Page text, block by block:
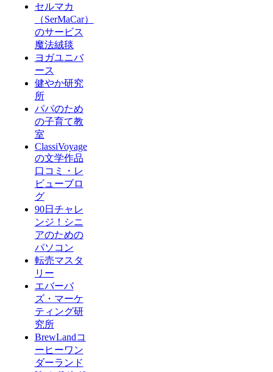
セルマカ
（SerMaCar）
のサービス
魔法絨毯
ヨガユニバ
ース
健やか研究
所
パパのため
の子育て教
室
ClassiVoyage
の文学作品
口コミ・レ
ビューブロ
グ
90日チャレ
ンジ！シニ
アのための
パソコン
転売マスタ
リー
エバーバ
ズ・マーケ
ティング研
究所
BrewLandコ
ーヒーワン
ダーランド